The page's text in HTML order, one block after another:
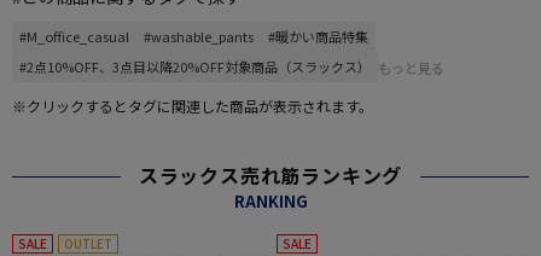
#M_office_casual #washable_pants
#暖かい商品特集
#2点10%OFF、3点目以降20%OFF対象商品（スラックス）
もっと見る
※クリックするとタグに関連した商品が表示されます。
スラックス売れ筋ランキング
RANKING
SALE OUTLET SALE